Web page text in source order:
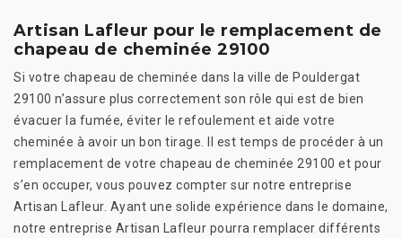
Artisan Lafleur pour le remplacement de
chapeau de cheminée 29100
Si votre chapeau de cheminée dans la ville de Pouldergat
29100 n’assure plus correctement son rôle qui est de bien
évacuer la fumée, éviter le refoulement et aide votre
cheminée à avoir un bon tirage. Il est temps de procéder à un
remplacement de votre chapeau de cheminée 29100 et pour
s’en occuper, vous pouvez compter sur notre entreprise
Artisan Lafleur. Ayant une solide expérience dans le domaine,
notre entreprise Artisan Lafleur pourra remplacer différents